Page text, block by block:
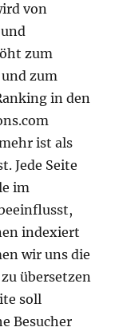
von
zum
zum
in den
ist als
Jede Seite
im
indexiert
wir uns die
übersetzen
soll
Besucher